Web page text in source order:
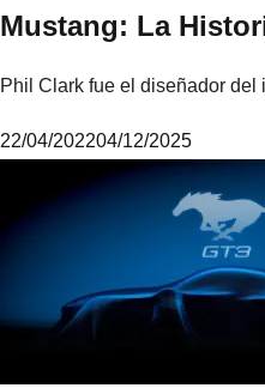
Mustang: La
Phil Clark fue el diseñador
22/04/202204/12/2025